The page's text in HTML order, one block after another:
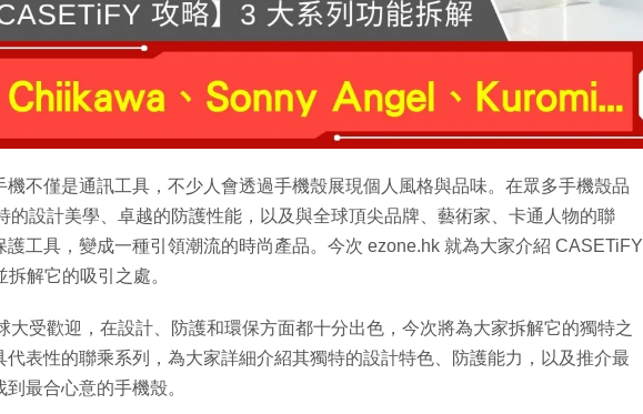
不僅是通訊工具，不少人會透過手機殼展現個人風格與品味。在眾多手機殼品
的設計美學、卓越的防護性能，以及與全球頂尖品牌、藝術家、卡通人物的聯
護工具，變成一種引領潮流的時尚產品。今次 ezone.hk 就為大家介紹 CASETiFY
解它的吸引之處。
大受歡迎，在設計、防護和環保方面都十分出色，今次將為大家拆解它的獨特之
代表性的聯乘系列，為大家詳細介紹其獨特的設計特色、防護能力，以及推介最
最合心意的手機殼。